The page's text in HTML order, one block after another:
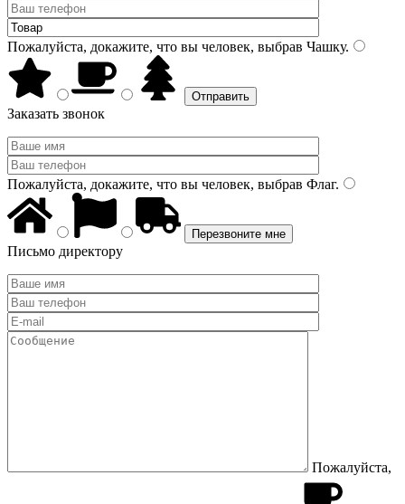
Пожалуйста, докажите, что вы человек, выбрав Чашку.
Заказать звонок
Пожалуйста, докажите, что вы человек, выбрав Флаг.
Письмо директору
Пожалуйста,